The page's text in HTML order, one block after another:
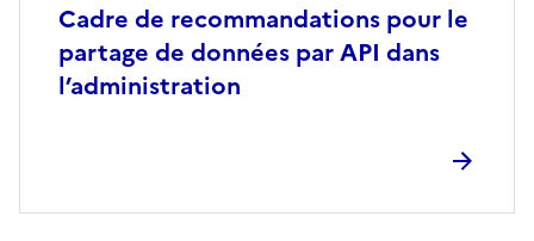
Cadre de recommandations pour le
partage de données par API dans
l’administration